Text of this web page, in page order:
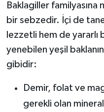
Baklagiller familyasına
bir sebzedir. İçi de
lezzetli hem de yararlı
yenebilen yeşil
gibidir:
Demir, folat ve
gerekli olan